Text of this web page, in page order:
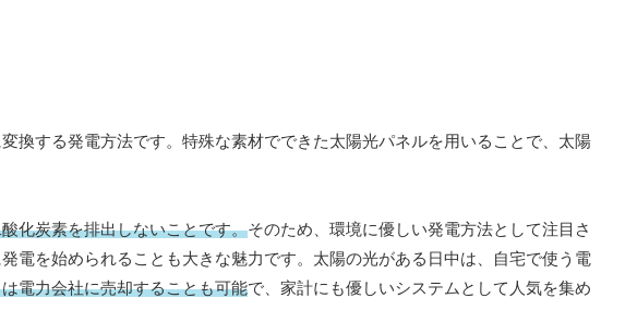
換する発電方法です。特殊な素材でできた太陽光パネルを用いることで、太陽
化炭素を排出しないことです。そのため、環境に優しい発電方法として注目さ
電を始められることも大きな魅力です。太陽の光がある日中は、自宅で使う電
電力会社に売却することも可能で、家計にも優しいシステムとして人気を集め